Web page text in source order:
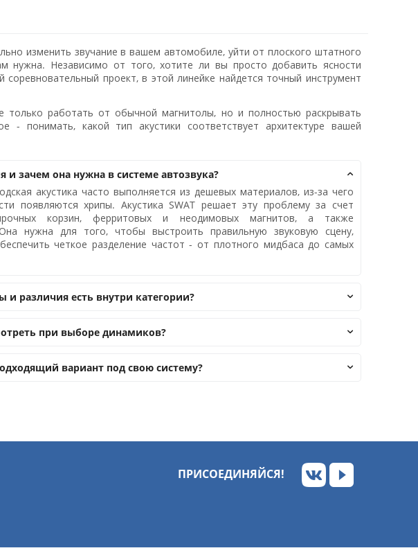
изменить звучание в вашем автомобиле, уйти от плоского штатного
нужна. Независимо от того, хотите ли вы просто добавить ясности
проект, в этой линейке найдется точный инструмент
работать от обычной магнитолы, но и полностью раскрывать
- понимать, какой тип акустики соответствует архитектуре вашей
и зачем она нужна в системе автозвука?
акустика часто выполняется из дешевых материалов, из-за чего
появляются хрипы. Акустика SWAT решает эту проблему за счет
корзин, ферритовых и неодимовых магнитов, а также
нужна для того, чтобы выстроить правильную звуковую сцену,
четкое разделение частот - от плотного мидбаса до самых
и различия есть внутри категории?
при выборе динамиков?
вариант под свою систему?
ПРИСОЕДИНЯЙСЯ!